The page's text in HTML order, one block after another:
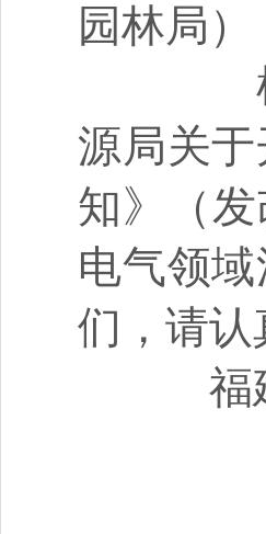
园林局
根
源局关
知》（发
电气领
们，请认
福